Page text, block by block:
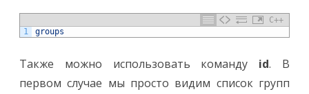
C++
1
groups
Также можно использовать команду id. В
первом случае мы просто видим список групп